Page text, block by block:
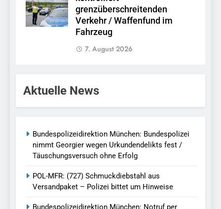
grenzüberschreitenden
Verkehr / Waffenfund im
Fahrzeug
7. August 2026
Aktuelle News
Bundespolizeidirektion München: Bundespolizei
nimmt Georgier wegen Urkundendelikts fest /
Täuschungsversuch ohne Erfolg
POL-MFR: (727) Schmuckdiebstahl aus
Versandpaket – Polizei bittet um Hinweise
Bundespolizeidirektion München: Notruf per